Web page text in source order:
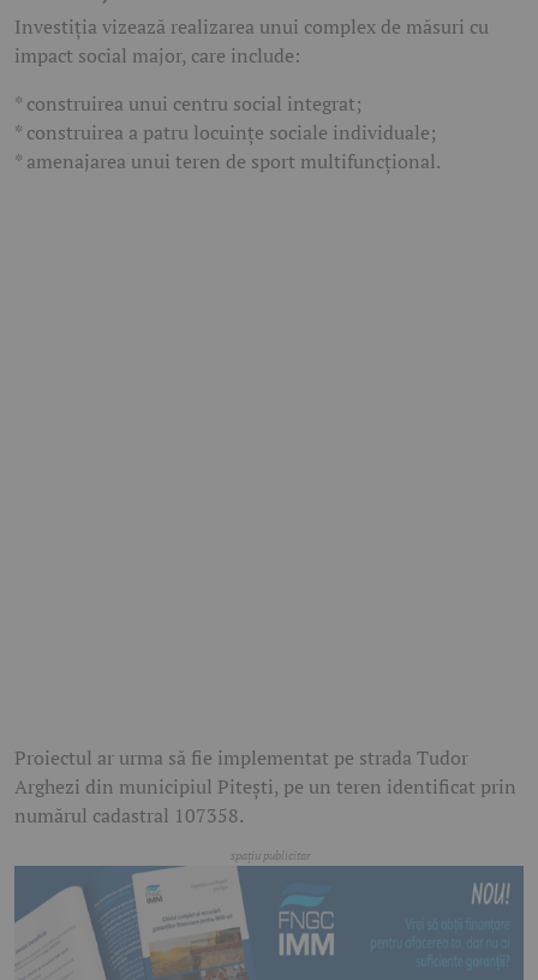
Investiția vizează realizarea unui complex de măsuri cu
impact social major, care include:
* construirea unui centru social integrat;
* construirea a patru locuințe sociale individuale;
* amenajarea unui teren de sport multifuncțional.
Proiectul ar urma să fie implementat pe strada Tudor
Arghezi din municipiul Pitești, pe un teren identificat prin
numărul cadastral 107358.